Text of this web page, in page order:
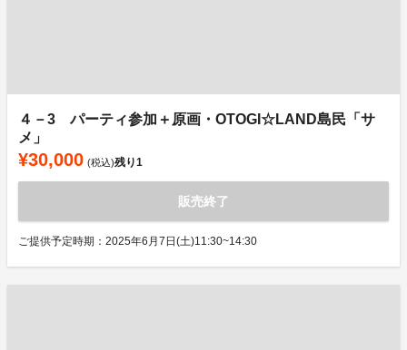
４－3 パーティ参加＋原画・OTOGI☆LAND島民「サ
メ」
¥30,000 (税込)残り1
販売終了
ご提供予定時期：2025年6月7日(土)11:30~14:30